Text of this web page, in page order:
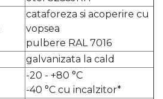
cataforeza si acoperire cu
vopsea
pulbere RAL 7016
galvanizata la cald
-20 - +80 °C
-40 °C cu incalzitor*